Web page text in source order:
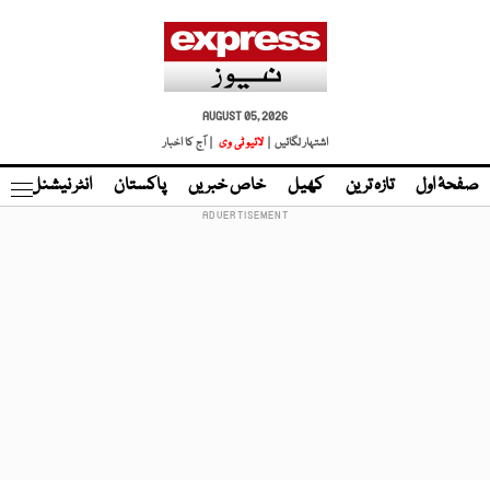
AUGUST 05, 2026
اشتہار لگائیں |
لائیو ٹی وی | آج کا اخبار
صفحۂ اول تازہ ترین کھیل خاص خبریں پاکستان انٹر نیشنل